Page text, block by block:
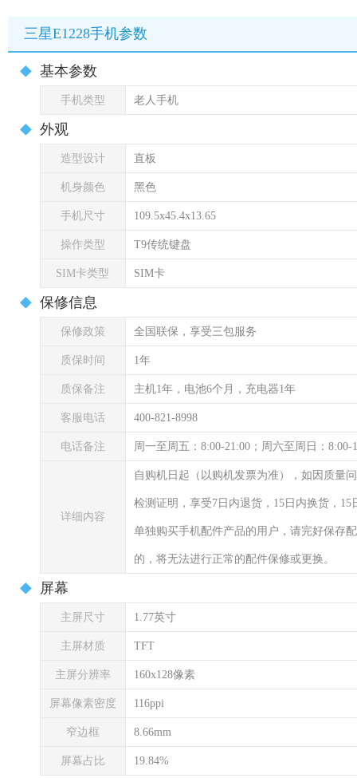
三星E1228手机参数
基本参数
手机类型 老人手机
外观
造型设计 直板
机身颜色 黑色
手机尺寸 109.5x45.4x13.65
操作类型 T9传统键盘
SIM卡类型 SIM卡
保修信息
保修政策 全国联保，享受三包服务
质保时间 1年
质保备注 主机1年，电池6个月，充电器1年
客服电话 400-821-8998
电话备注 周一至周五：8:00-21:00；周六至周日：8:00-
详细内容
自购机日起（以购机发票为准），如因质量
检测证明，享受7日内退货，15日内换货，
单独购买手机配件产品的用户，请完好保存
的，将无法进行正常的配件保修或更换。
屏幕
主屏尺寸 1.77英寸
主屏材质 TFT
主屏分辨率 160x128像素
屏幕像素密度 116ppi
窄边框 8.66mm
屏幕占比 19.84%